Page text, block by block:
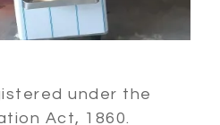
under the
Act, 1860.